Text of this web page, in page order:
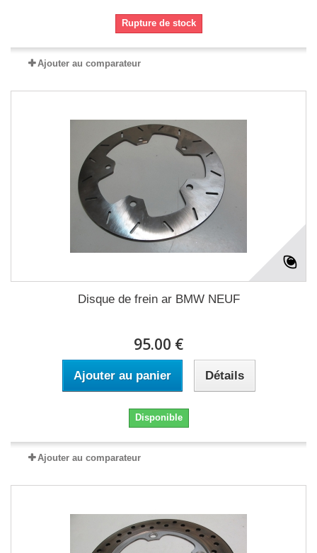
Rupture de stock
Ajouter au comparateur
Disque de frein ar BMW NEUF
95.00 €
Ajouter au panier Détails
Disponible
Ajouter au comparateur